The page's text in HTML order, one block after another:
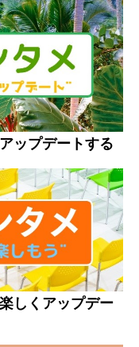
ップデートする
しくアップデー